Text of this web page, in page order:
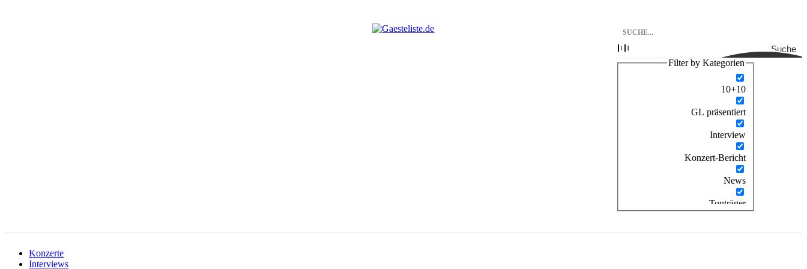
Suche
Filter by Kategorien
10+10
GL präsentiert
Interview
Konzert-Bericht
News
Tonträger
Konzerte
Interviews